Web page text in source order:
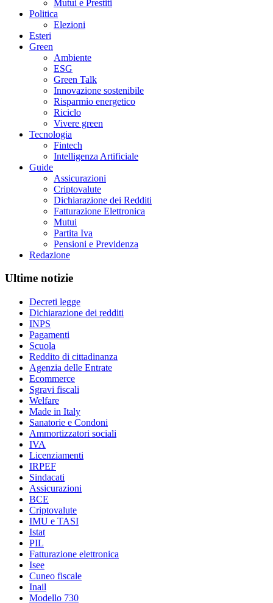
Mutui e Prestiti
Politica
Elezioni
Esteri
Green
Ambiente
ESG
Green Talk
Innovazione sostenibile
Risparmio energetico
Riciclo
Vivere green
Tecnologia
Fintech
Intelligenza Artificiale
Guide
Assicurazioni
Criptovalute
Dichiarazione dei Redditi
Fatturazione Elettronica
Mutui
Partita Iva
Pensioni e Previdenza
Redazione
Ultime notizie
Decreti legge
Dichiarazione dei redditi
INPS
Pagamenti
Scuola
Reddito di cittadinanza
Agenzia delle Entrate
Ecommerce
Sgravi fiscali
Welfare
Made in Italy
Sanatorie e Condoni
Ammortizzatori sociali
IVA
Licenziamenti
IRPEF
Sindacati
Assicurazioni
BCE
Criptovalute
IMU e TASI
Istat
PIL
Fatturazione elettronica
Isee
Cuneo fiscale
Inail
Modello 730